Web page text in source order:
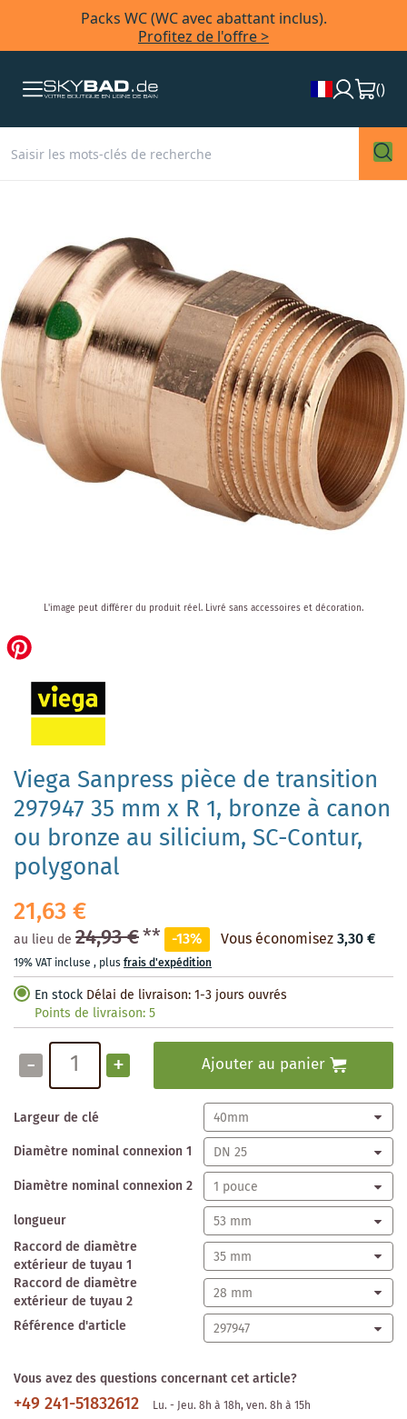
Packs WC (WC avec abattant inclus).
Profitez de l'offre >
()
Viega Sanpress pièce de transition
297947 35 mm x R 1, bronze à canon
ou bronze au silicium, SC-Contur,
polygonal
21,63 €
au lieu de 24,93 €** -13% Vous économisez3,30 €
19% VAT incluse , plusfrais d'expédition
En stock Délai de livraison: 1-3 jours ouvrés
Points de livraison:5
- + Ajouter au panier
Largeur de clé
Diamètre nominal connexion 1
Diamètre nominal connexion 2
longueur
Raccord de diamètre
extérieur de tuyau 1
Raccord de diamètre
extérieur de tuyau 2
Référence d'article
Vous avez des questions concernant cet article?
+49 241-51832612 Lu. - Jeu. 8h à 18h, ven. 8h à 15h
images
gallery
the
beginning
images
gallery
L'image peut différer du produit réel. Livré sans accessoires et décoration.